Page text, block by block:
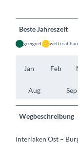
Beste Jahreszeit
geeignet
Jan Feb
Aug Sep
Wegbeschreibung
Interlaken Ost –